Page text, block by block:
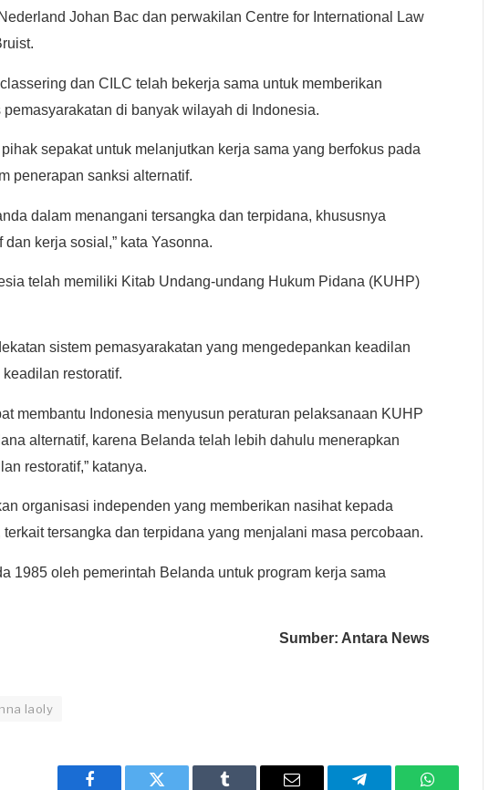
Johan Bac dan perwakilan Centre for International Law
dan CILC telah bekerja sama untuk memberikan
di banyak wilayah di Indonesia.
sepakat untuk melanjutkan kerja sama yang berfokus pada
penerapan sanksi alternatif.
dalam menangani tersangka dan terpidana, khususnya
kerja sosial,” kata Yasonna.
telah memiliki Kitab Undang-undang Hukum Pidana (KUHP)
sistem pemasyarakatan yang mengedepankan keadilan
restoratif.
membantu Indonesia menyusun peraturan pelaksanaan KUHP
alternatif, karena Belanda telah lebih dahulu menerapkan
restoratif,” katanya.
organisasi independen yang memberikan nasihat kepada
tersangka dan terpidana yang menjalani masa percobaan.
1985 oleh pemerintah Belanda untuk program kerja sama
Sumber: Antara News
laoly